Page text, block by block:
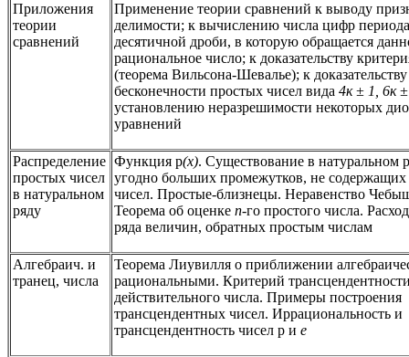
Приложения
теории
сравнений
Применение теории сравнений к выводу
делимости; к вычислению числа цифр периода
десятичной дроби, в которую обращается
рациональное число; к доказательству
(теорема Вильсона-Шевалье); к доказательству
бесконечности простых чисел вида 4к ± 1, 6к
установлению неразрешимости некоторых
уравнений
Распределение
простых чисел
в натуральном
ряду
Функция р(х). Существование в натуральном
угодно больших промежутков, не
чисел. Простые-близнецы. Неравенство
Теорема об оценке n-го простого числа.
ряда величин, обратных простым числам
Алгебраич. и
транец, числа
Теорема Лиувилля о приближении
рациональными. Критерий
действительного числа. Примеры построения
трансцендентных чисел. Иррациональность и
трансцендентность чисел р и е